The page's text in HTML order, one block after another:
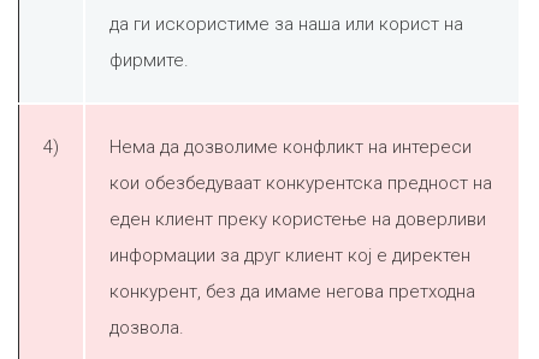
да ги искористиме за наша или корист на
фирмите.
4)
Нема да дозволиме конфликт на интереси
кои обезбедуваат конкурентска предност на
еден клиент преку користење на доверливи
информации за друг клиент кој е директен
конкурент, без да имаме негова претходна
дозвола.